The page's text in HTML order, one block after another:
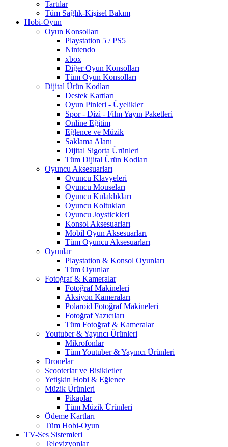
Tartılar
Tüm Sağlık-Kişisel Bakım
Hobi-Oyun
Oyun Konsolları
Playstation 5 / PS5
Nintendo
xbox
Diğer Oyun Konsolları
Tüm Oyun Konsolları
Dijital Ürün Kodları
Destek Kartları
Oyun Pinleri - Üyelikler
Spor - Dizi - Film Yayın Paketleri
Online Eğitim
Eğlence ve Müzik
Saklama Alanı
Dijital Sigorta Ürünleri
Tüm Dijital Ürün Kodları
Oyuncu Aksesuarları
Oyuncu Klavyeleri
Oyuncu Mouseları
Oyuncu Kulaklıkları
Oyuncu Koltukları
Oyuncu Joystickleri
Konsol Aksesuarları
Mobil Oyun Aksesuarları
Tüm Oyuncu Aksesuarları
Oyunlar
Playstation & Konsol Oyunları
Tüm Oyunlar
Fotoğraf & Kameralar
Fotoğraf Makineleri
Aksiyon Kameraları
Polaroid Fotoğraf Makineleri
Fotoğraf Yazıcıları
Tüm Fotoğraf & Kameralar
Youtuber & Yayıncı Ürünleri
Mikrofonlar
Tüm Youtuber & Yayıncı Ürünleri
Dronelar
Scooterlar ve Bisikletler
Yetişkin Hobi & Eğlence
Müzik Ürünleri
Pikaplar
Tüm Müzik Ürünleri
Ödeme Kartları
Tüm Hobi-Oyun
TV-Ses Sistemleri
Televizyonlar